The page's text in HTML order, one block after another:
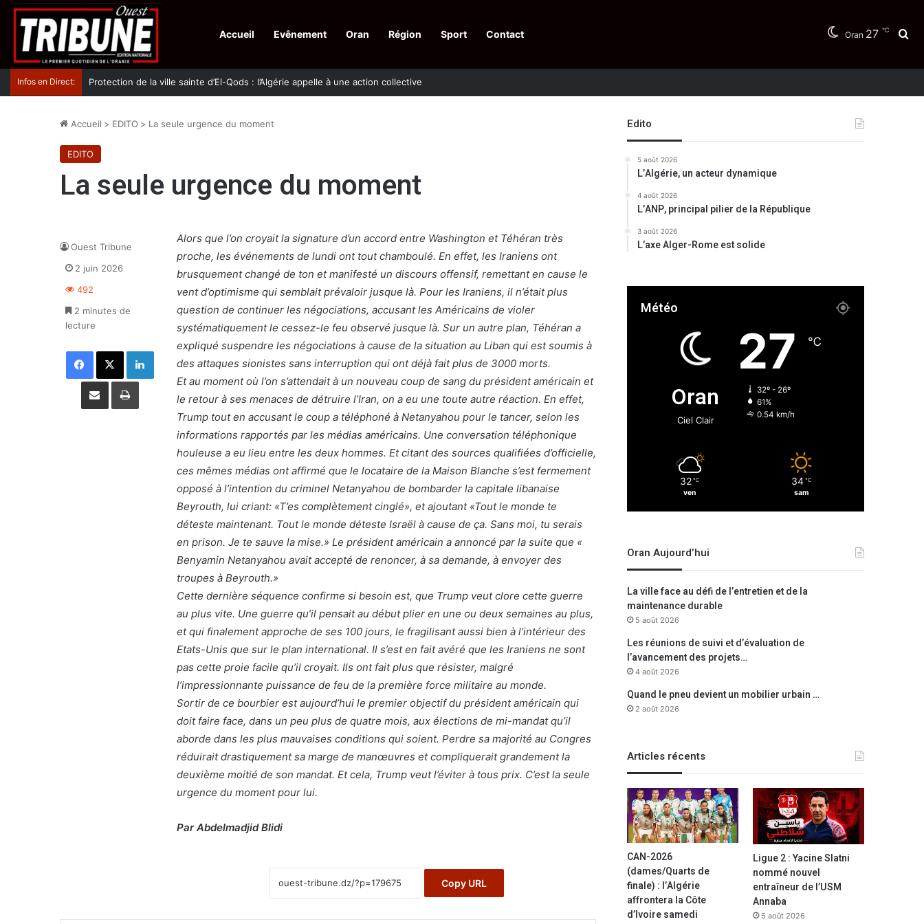
Accueil Evênement Oran Région Sport Contact Oran 27 ℃
Infos en Direct: Protection de la ville sainte d’El-Qods : l’Algérie appelle à une action collective
Accueil > EDITO > La seule urgence du moment
EDITO
La seule urgence du moment
Alors que l’on croyait la signature d’un accord entre Washington et Téhéran très
proche, les événements de lundi ont tout chamboulé. En effet, les Iraniens ont
brusquement changé de ton et manifesté un discours offensif, remettant en cause le
vent d’optimisme qui semblait prévaloir jusque là. Pour les Iraniens, il n’était plus
question de continuer les négociations, accusant les Américains de violer
systématiquement le cessez-le feu observé jusque là. Sur un autre plan, Téhéran a
expliqué suspendre les négociations à cause de la situation au Liban qui est soumis à
des attaques sionistes sans interruption qui ont déjà fait plus de 3000 morts.
Et au moment où l’on s’attendait à un nouveau coup de sang du président américain et
le retour à ses menaces de détruire l’Iran, on a eu une toute autre réaction. En effet,
Trump tout en accusant le coup a téléphoné à Netanyahou pour le tancer, selon les
informations rapportés par les médias américains. Une conversation téléphonique
houleuse a eu lieu entre les deux hommes. Et citant des sources qualifiées d’officielle,
ces mêmes médias ont affirmé que le locataire de la Maison Blanche s’est fermement
opposé à l’intention du criminel Netanyahou de bombarder la capitale libanaise
Beyrouth, lui criant: «T’es complètement cinglé», et ajoutant «Tout le monde te
déteste maintenant. Tout le monde déteste Israël à cause de ça. Sans moi, tu serais
en prison. Je te sauve la mise.» Le président américain a annoncé par la suite que «
Benyamin Netanyahou avait accepté de renoncer, à sa demande, à envoyer des
troupes à Beyrouth.»
Cette dernière séquence confirme si besoin est, que Trump veut clore cette guerre
au plus vite. Une guerre qu’il pensait au début plier en une ou deux semaines au plus,
et qui finalement approche de ses 100 jours, le fragilisant aussi bien à l’intérieur des
Etats-Unis que sur le plan international. Il s’est en fait avéré que les Iraniens ne sont
pas cette proie facile qu’il croyait. Ils ont fait plus que résister, malgré
l’impressionnante puissance de feu de la première force militaire au monde.
Sortir de ce bourbier est aujourd’hui le premier objectif du président américain qui
doit faire face, dans un peu plus de quatre mois, aux élections de mi-mandat qu’il
aborde dans les plus mauvaises conditions qui soient. Perdre sa majorité au Congres
réduirait drastiquement sa marge de manœuvres et compliquerait grandement la
deuxième moitié de son mandat. Et cela, Trump veut l’éviter à tous prix. C’est la seule
urgence du moment pour lui.
Par Abdelmadjid Blidi
Copy URL
Ouest Tribune
2 juin 2026
492
2 minutes de
lecture
Facebook X Linkedin
Partager par email Imprimer
Edito
5 août 2026
L’Algérie, un acteur dynamique
4 août 2026
L’ANP, principal pilier de la République
3 août 2026
L’axe Alger-Rome est solide
Météo
Oran
Ciel Clair
27 ℃
32º - 26º
61%
0.54 km/h
32 ℃
ven
34 ℃
sam
Oran Aujourd’hui
La ville face au défi de l’entretien et de la
maintenance durable
5 août 2026
Les réunions de suivi et d’évaluation de
l’avancement des projets…
4 août 2026
Quand le pneu devient un mobilier urbain …
2 août 2026
Articles récents
CAN-2026
(dames/Quarts de
finale) : l’Algérie
affrontera la Côte
d’Ivoire samedi
Ligue 2 : Yacine Slatni
nommé nouvel
entraîneur de l’USM
Annaba
5 août 2026